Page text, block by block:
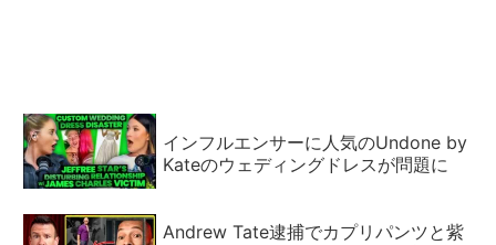
インフルエンサーに人気のUndone by
Kateのウェディングドレスが問題に
Andrew Tate逮捕でカプリパンツと紫